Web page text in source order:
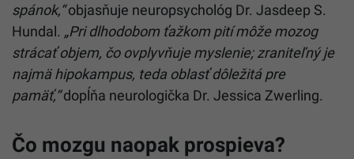
spánok,“objasňuje neuropsychológ Dr. Jasdeep S.
Hundal. „Pri dlhodobom ťažkom pití môže mozog
strácať objem, čo ovplyvňuje myslenie; zraniteľný je
najmä hipokampus, teda oblasť dôležitá pre
pamäť,“dopĺňa neurologička Dr. Jessica Zwerling.
Čo mozgu naopak prospieva?